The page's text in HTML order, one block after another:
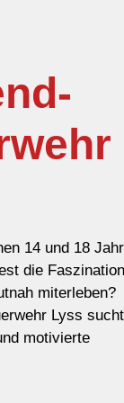
14 und 18
die Faszination
miterleben?
Lyss sucht
motivierte